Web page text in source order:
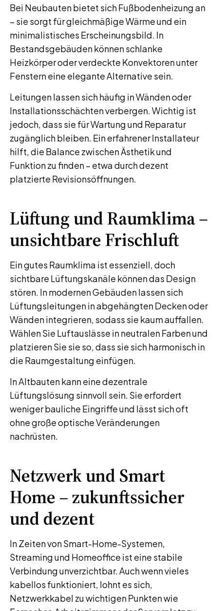
Bei Neubauten bietet sich Fußbodenheizung an
– sie sorgt für gleichmäßige Wärme und ein
minimalistisches Erscheinungsbild. In
Bestandsgebäuden können schlanke
Heizkörper oder verdeckte Konvektoren unter
Fenstern eine elegante Alternative sein.
Leitungen lassen sich häufig in Wänden oder
Installationsschächten verbergen. Wichtig ist
jedoch, dass sie für Wartung und Reparatur
zugänglich bleiben. Ein erfahrener Installateur
hilft, die Balance zwischen Ästhetik und
Funktion zu finden – etwa durch dezent
platzierte Revisionsöffnungen.
Lüftung und Raumklima –
unsichtbare Frischluft
Ein gutes Raumklima ist essenziell, doch
sichtbare Lüftungskanäle können das Design
stören. In modernen Gebäuden lassen sich
Lüftungsleitungen in abgehängten Decken oder
Wänden integrieren, sodass sie kaum auffallen.
Wählen Sie Luftauslässe in neutralen Farben und
platzieren Sie sie so, dass sie sich harmonisch in
die Raumgestaltung einfügen.
In Altbauten kann eine dezentrale
Lüftungslösung sinnvoll sein. Sie erfordert
weniger bauliche Eingriffe und lässt sich oft
ohne große optische Veränderungen
nachrüsten.
Netzwerk und Smart
Home – zukunftssicher
und dezent
In Zeiten von Smart-Home-Systemen,
Streaming und Homeoffice ist eine stabile
Verbindung unverzichtbar. Auch wenn vieles
kabellos funktioniert, lohnt es sich,
Netzwerkkabel zu wichtigen Punkten wie